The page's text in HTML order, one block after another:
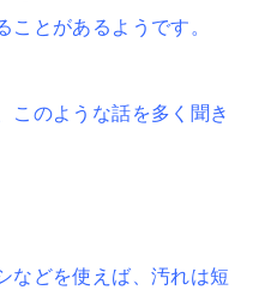
ことがあるようです。
このような話を多く聞き
などを使えば、汚れは短